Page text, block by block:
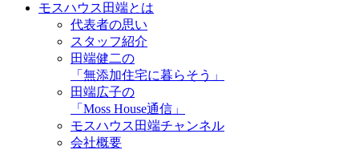
モスハウス田端とは
代表者の思い
スタッフ紹介
田端健二の
「無添加住宅に暮らそう」
田端広子の
「Moss House通信」
モスハウス田端チャンネル
会社概要